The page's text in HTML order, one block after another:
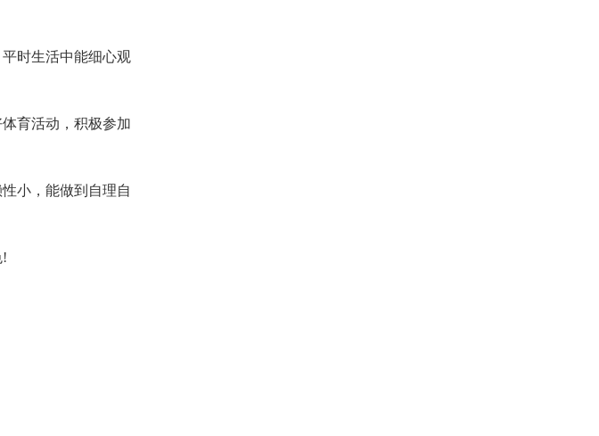
时生活中能细心观
育活动，积极参加
小，能做到自理自
!